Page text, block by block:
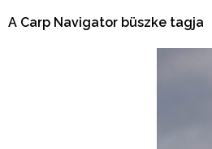
A Carp Navigator büszke tagja